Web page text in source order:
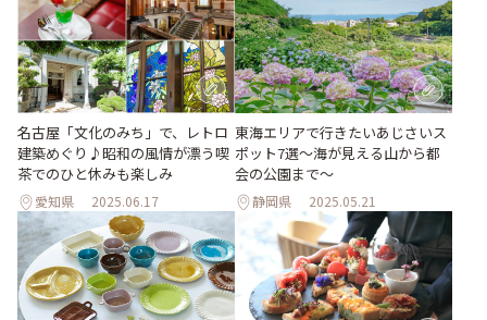
名古屋「文化のみち」で、レトロ
建築めぐり♪昭和の風情が漂う喫
茶でのひと休みも楽しみ
愛知県 2025.06.17
東海エリアで行きたいあじさいス
ポット7選～海が見える山から都
会の公園まで～
静岡県 2025.05.21